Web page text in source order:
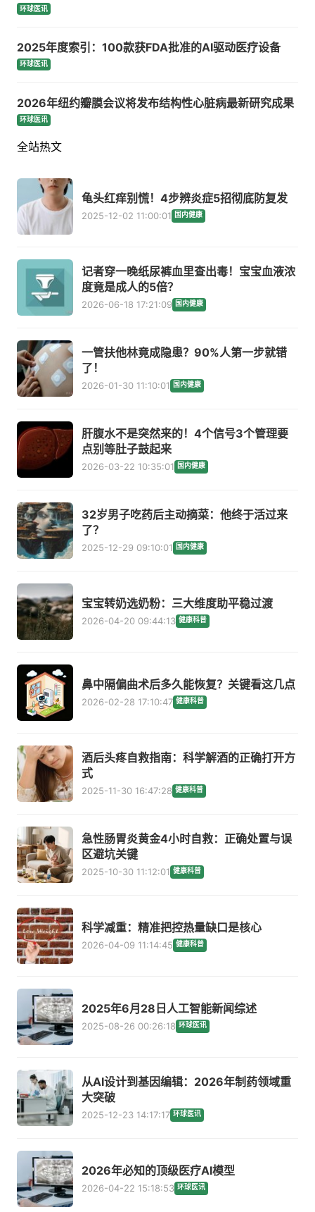
环球医讯
2025年度索引：100款获FDA批准的AI驱动医疗设备
环球医讯
2026年纽约瓣膜会议将发布结构性心脏病最新研究成果
环球医讯
全站热文
龟头红痒别慌！4步辨炎症5招彻底防复发
2025-12-02 11:00:01 国内健康
记者穿一晚纸尿裤血里查出毒！宝宝血液浓
度竟是成人的5倍？
2026-06-18 17:21:09 国内健康
一管扶他林竟成隐患？90%人第一步就错
了！
2026-01-30 11:10:01 国内健康
肝腹水不是突然来的！4个信号3个管理要
点别等肚子鼓起来
2026-03-22 10:35:01 国内健康
32岁男子吃药后主动摘菜：他终于活过来
了？
2025-12-29 09:10:01 国内健康
宝宝转奶选奶粉：三大维度助平稳过渡
2026-04-20 09:44:13 健康科普
鼻中隔偏曲术后多久能恢复？关键看这几点
2026-02-28 17:10:47 健康科普
酒后头疼自救指南：科学解酒的正确打开方
式
2025-11-30 16:47:28 健康科普
急性肠胃炎黄金4小时自救：正确处置与误
区避坑关键
2025-10-30 11:12:01 健康科普
科学减重：精准把控热量缺口是核心
2026-04-09 11:14:45 健康科普
2025年6月28日人工智能新闻综述
2025-08-26 00:26:18 环球医讯
从AI设计到基因编辑：2026年制药领域重
大突破
2025-12-23 14:17:17 环球医讯
2026年必知的顶级医疗AI模型
2026-04-22 15:18:53 环球医讯